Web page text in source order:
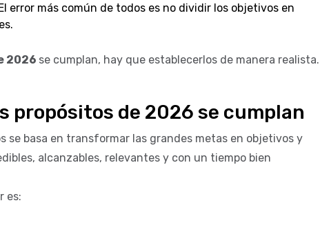
error más común de todos es no dividir los objetivos en
2026 se cumplan, hay que establecerlos de manera realista.
propósitos de 2026 se cumplan
se basa en transformar las grandes metas en objetivos y
alcanzables, relevantes y con un tiempo bien
es: